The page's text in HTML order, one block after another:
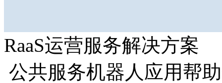
RaaS运营服务解决方案
公共服务机器人应用帮